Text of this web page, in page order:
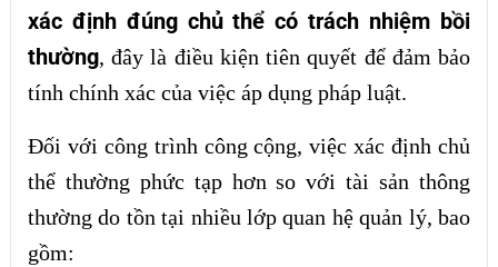
xác định đúng chủ thể có trách nhiệm bồi
thường, đây là điều kiện tiên quyết để đảm bảo
tính chính xác của việc áp dụng pháp luật.
Đối với công trình công cộng, việc xác định chủ
thể thường phức tạp hơn so với tài sản thông
thường do tồn tại nhiều lớp quan hệ quản lý, bao
gồm: